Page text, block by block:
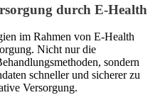
durch E-Health
im Rahmen von E-Health
Nicht nur die
sondern
schneller und sicherer zu
Versorgung.